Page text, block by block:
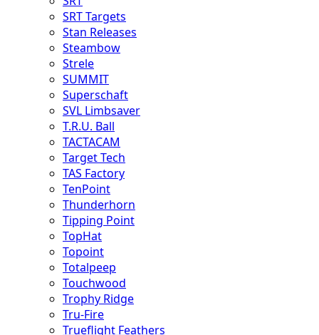
SRT Targets
Stan Releases
Steambow
Strele
SUMMIT
Superschaft
SVL Limbsaver
T.R.U. Ball
TACTACAM
Target Tech
TAS Factory
TenPoint
Thunderhorn
Tipping Point
TopHat
Topoint
Totalpeep
Touchwood
Trophy Ridge
Tru-Fire
Trueflight Feathers